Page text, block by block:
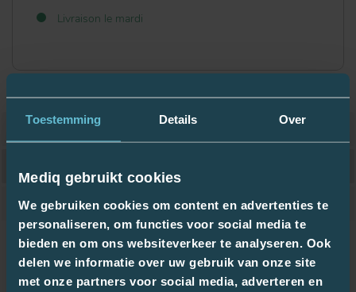
Toestemming Details Over
Mediq gebruikt cookies
We gebruiken cookies om content en advertenties te
personaliseren, om functies voor social media te
bieden en om ons websiteverkeer te analyseren. Ook
delen we informatie over uw gebruik van onze site
met onze partners voor social media, adverteren en
Livraison le mardi
Attributs
Unité d'emballage 1
Certificats
pnu-586460_fr.pdf